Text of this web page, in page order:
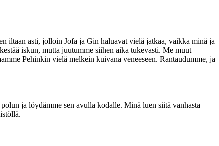
iltaan asti, jolloin Jofa ja Gin haluavat vielä jatkaa, vaikka minä ja
iskun, mutta juutumme siihen aika tukevasti. Me muut
Pehinkin vielä melkein kuivana veneeseen. Rantaudumme, ja
ja löydämme sen avulla kodalle. Minä luen siitä vanhasta